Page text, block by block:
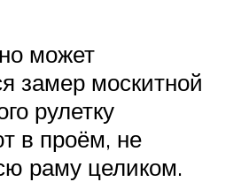
может
замер москитной
рулетку
в проём, не
раму целиком.